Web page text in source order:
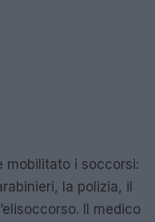
mobilitato i soccorsi:
la polizia, il
Il medico